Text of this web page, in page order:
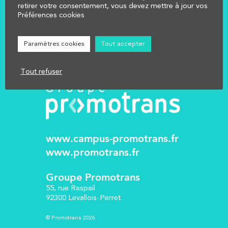
NOUS CONTACTER
Réglementation
www.campus-promotrans.fr
www.promotrans.fr
Groupe Promotrans
55, rue Raspail
92300 Levallois-Perret
© Promotrans 2026
retirer votre consentement, vous devez mettre à jour vos
Préférences cookies
Paramètres cookies Tout accepter
Tout refuser